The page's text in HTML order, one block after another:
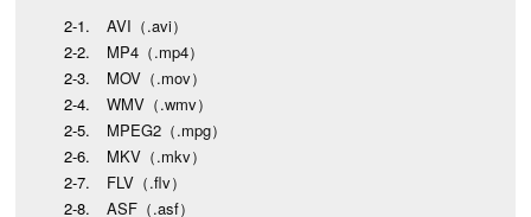
AVI（.avi）
MP4（.mp4）
MOV（.mov）
WMV（.wmv）
MPEG2（.mpg）
MKV（.mkv）
FLV（.flv）
ASF（.asf）